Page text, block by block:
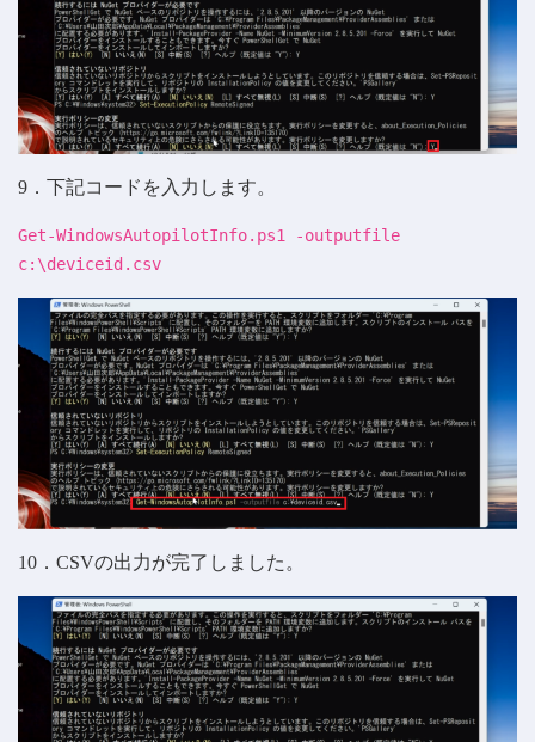
9．下記コードを入力します。
Get-WindowsAutopilotInfo.ps1 -outputfile
c:\deviceid.csv
10．CSVの出力が完了しました。